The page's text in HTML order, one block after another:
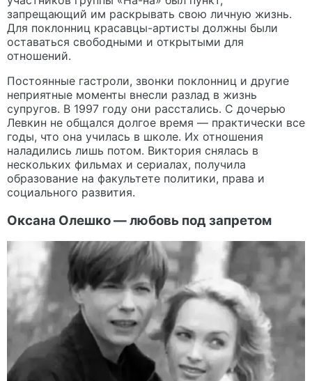
запрещающий им раскрывать свою личную жизнь.
Для поклонниц красавцы-артисты должны были
оставаться свободными и открытыми для
отношений.
Постоянные гастроли, звонки поклонниц и другие
неприятные моменты внесли разлад в жизнь
супругов. В 1997 году они расстались. С дочерью
Левкин не общался долгое время — практически все
годы, что она училась в школе. Их отношения
наладились лишь потом. Виктория снялась в
нескольких фильмах и сериалах, получила
образование на факультете политики, права и
социального развития.
Оксана Олешко — любовь под запретом